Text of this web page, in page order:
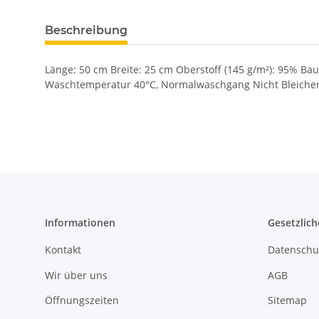
Beschreibung
Länge: 50 cm Breite: 25 cm Oberstoff (145 g/m²): 95%
Waschtemperatur 40°C, Normalwaschgang Nicht
Informationen
Kontakt
Wir über uns
Öffnungszeiten
AGB
Sitemap